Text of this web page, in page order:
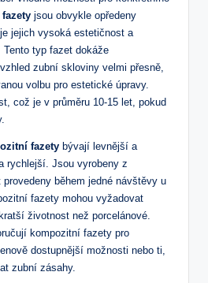
jsou obvykle opředeny
jejich vysoká estetičnost a
typ fazet dokáže
zubní skloviny velmi přesně,
volbu pro estetické úpravy.
což je v průměru 10-15 let, pokud
fazety bývají levnější a
rychlejší. Jsou vyrobeny z
během jedné návštěvy u
fazety mohou vyžadovat
životnost než porcelánové.
kompozitní fazety pro
dostupnější možnosti nebo ti,
zubní zásahy.